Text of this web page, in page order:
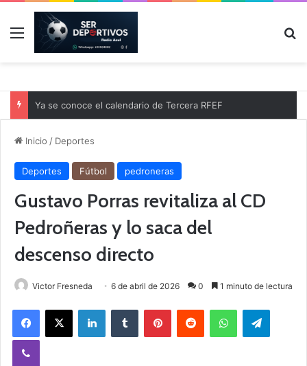
Menú
Ya se conoce el calendario de Tercera RFEF
Inicio / Deportes
Deportes Fútbol pedroneras
Gustavo Porras revitaliza al CD
Pedroñeras y lo saca del
descenso directo
Victor Fresneda 6 de abril de 2026 0 1 minuto de lectura